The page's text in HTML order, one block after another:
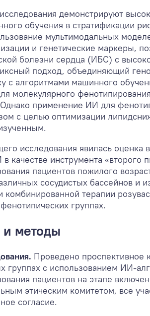
демонстрируют
обучения в стратификации
мультимодальных
и генетические маркеры,
болезни сердца (ИБС) с
подход, объединяющий
с алгоритмами машинного
молекулярного
применение ИИ для
с целью оптимизации
исследования явилась оценка
качестве инструмента «второго
пациентов пожилого
сосудистых бассейнов и
комбинированной терапии
группах.
методы
Проведено проспективное
группах с использованием ИИ-
пациентов на этапе
этическим комитетом, все
согласие.